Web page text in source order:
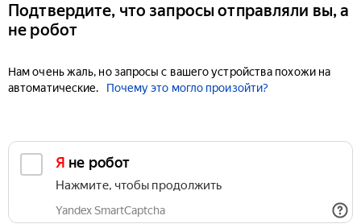
Подтвердите, что запросы отправляли вы, а
не робот
Нам очень жаль, но запросы с вашего устройства похожи на
автоматические.
Почему это могло произойти?
Я не робот
Нажмите, чтобы продолжить
Yandex SmartCaptcha